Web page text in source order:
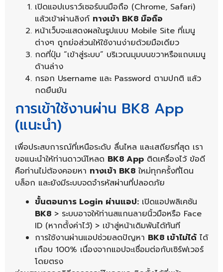
เปิดแอปเบราว์เซอร์บนมือถือ (Chrome, Safari)
แล้วเข้าผ่านลิงก์ ทางเข้า BK8 มือถือ
หน้าเว็บจะแสดงผลในรูปแบบ Mobile Site ที่เมนู
ต่างๆ ถูกย่อส่วนให้ใช้งานง่ายด้วยมือเดียว
กดที่ปุ่ม “เข้าสู่ระบบ” บริเวณมุมบนขวาหรือแถบเมนู
ด้านล่าง
กรอก Username และ Password ตามปกติ แล้ว
กดยืนยัน
การเข้าใช้งานผ่าน BK8 App
(แนะนำ)
เพื่อประสบการณ์ที่เหนือระดับ ลื่นไหล และเสถียรที่สุด เรา
ขอแนะนำให้ท่านดาวน์โหลด BK8 App ติดเครื่องไว้ ข้อดี
คือท่านไม่ต้องคอยหา ทางเข้า BK8 ใหม่ทุกครั้งที่โดน
บล็อก และยังมีระบบจดจำรหัสผ่านที่ปลอดภัย
ขั้นตอนการ Login ผ่านแอป: เปิดแอปพลิเคชัน
BK8 > ระบบอาจให้ท่านสแกนลายนิ้วมือหรือ Face
ID (หากตั้งค่าไว้) > เข้าสู่หน้าเดิมพันได้ทันที
การใช้งานผ่านแอปช่วยลดปัญหา BK8 เข้าไม่ได้ ได้
เกือบ 100% เนื่องจากแอปจะเชื่อมต่อกับเซิร์ฟเวอร์
โดยตรง